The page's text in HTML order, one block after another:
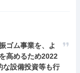
ゴム事業を、よ
高めるため2022
な設備投資等も行